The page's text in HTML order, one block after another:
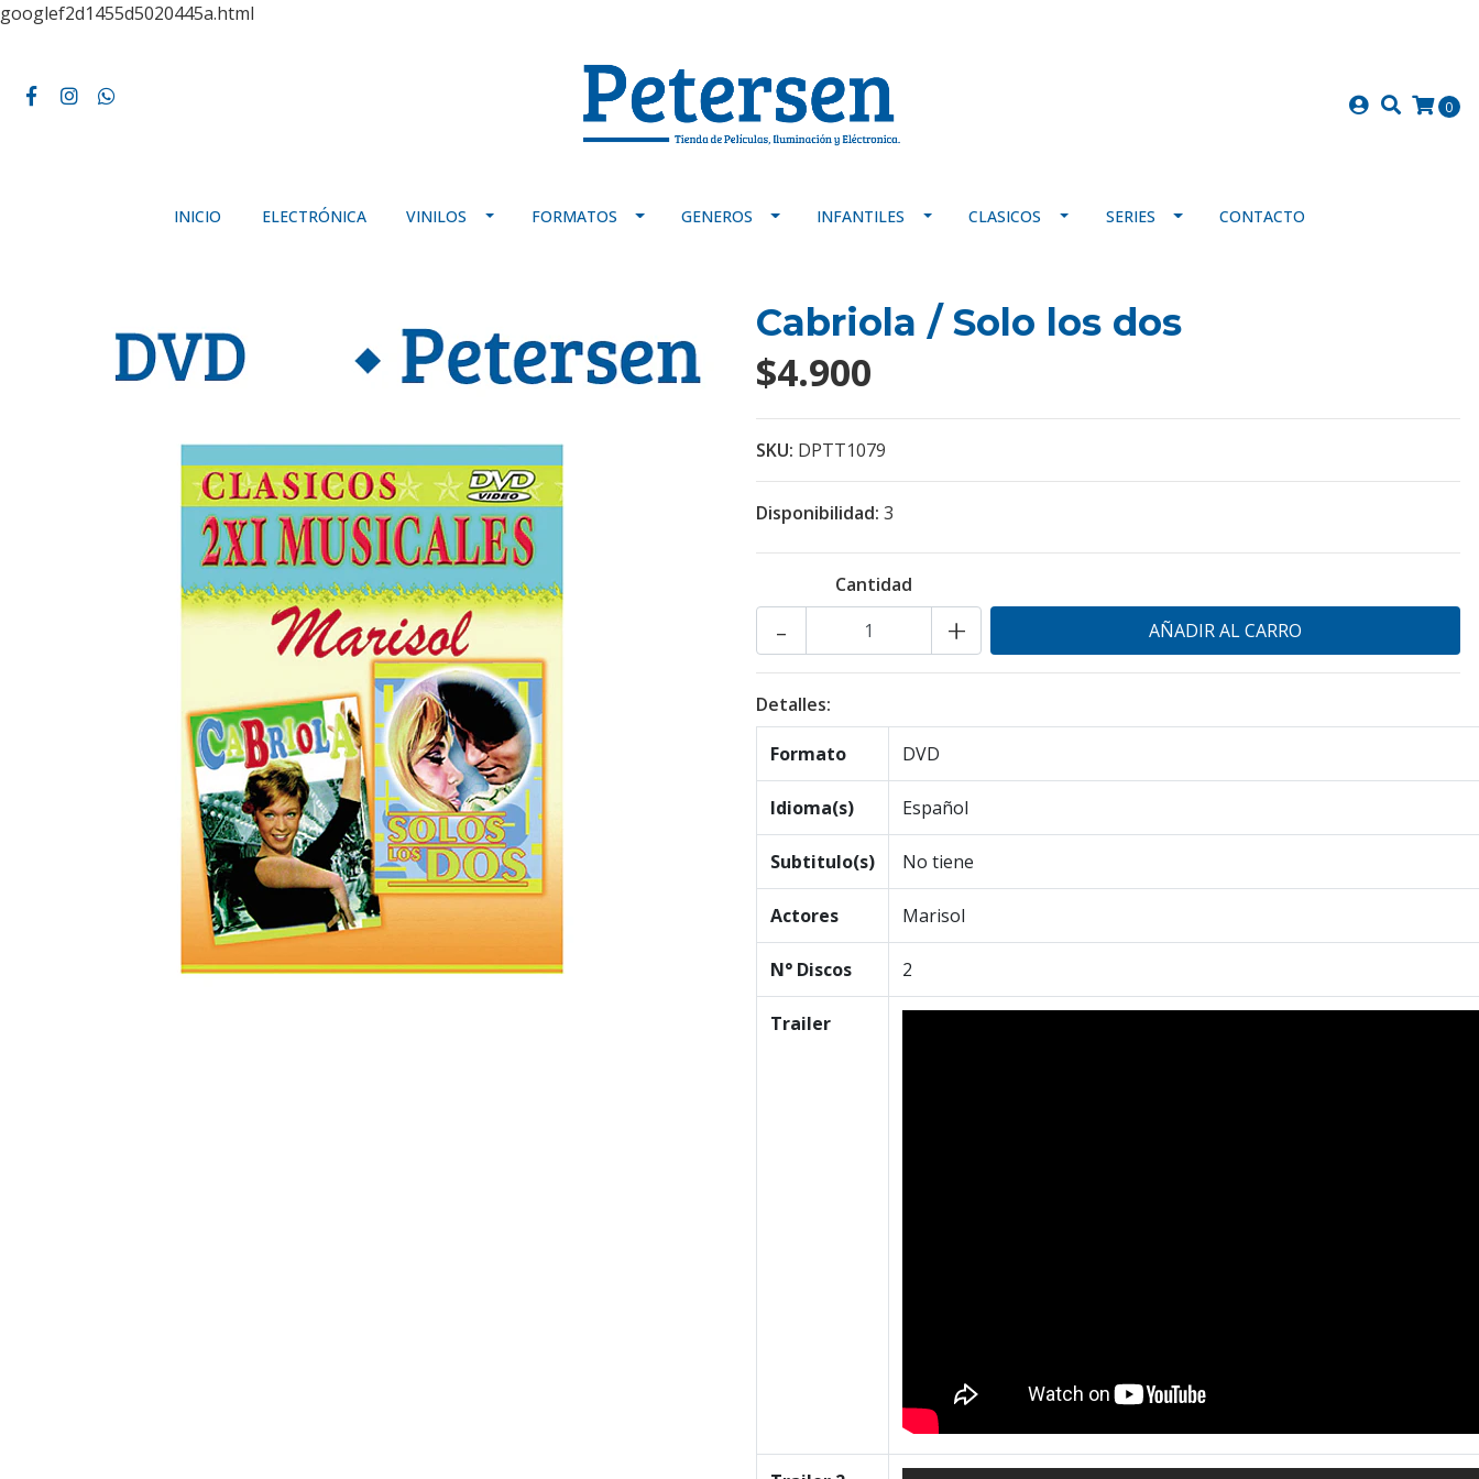
googlef2d1455d5020445a.html
0
INICIO ELECTRÓNICA VINILOS FORMATOS GENEROS INFANTILES CLASICOS SERIES CONTACTO
Cabriola / Solo los dos
$4.900
SKU: DPTT1079
Disponibilidad: 3
Cantidad
+
-
Detalles:
Formato DVD
Idioma(s) Español
Subtitulo(s) No tiene
Actores Marisol
N° Discos 2
Trailer